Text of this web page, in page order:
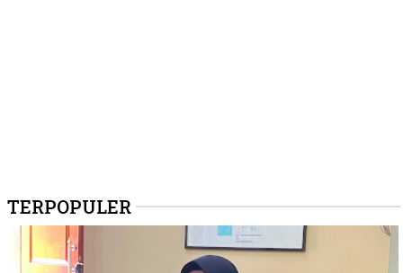
TERPOPULER